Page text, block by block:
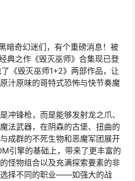
暗奇幻迷们，有个重磅消息！被
典之作《毁灭巫师》合集现已登
《毁灭巫师1+2》两部作品，让
汁原味的哥特式恐怖与快节奏魔
冲锋枪，而是能够发射龙之爪、
法武器，在阴森的古堡、扭曲的
成群的不死生物和恶魔军团展开
引擎的基础上，带来了更丰富的
怪物组合以及充满探索要素的非
择不同的职业——如强大的战